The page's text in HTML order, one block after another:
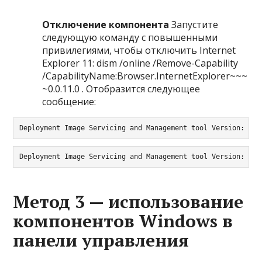
Отключение компонента Запустите
следующую команду с повышенными
привилегиями, чтобы отключить Internet
Explorer 11: dism /online /Remove-Capability
/CapabilityName:Browser.InternetExplorer~~~
~0.0.11.0 . Отобразится следующее
сообщение:
Deployment Image Servicing and Management tool Version:
Deployment Image Servicing and Management tool Version:
Метод 3 — использование
компонентов Windows в
панели управления